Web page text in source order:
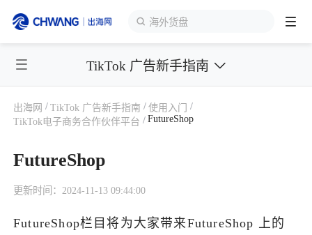
海外货盘
跨境展会
出海服务
出海资讯
TikTok 广告新手指南
出海网 / TikTok 广告新手指南 / 使用入门
/
TikTok电子商务合作伙伴平台 / FutureShop
FutureShop
更新时间：2024-11-13 09:44:00
FutureShop栏目将为大家带来FutureShop 上的